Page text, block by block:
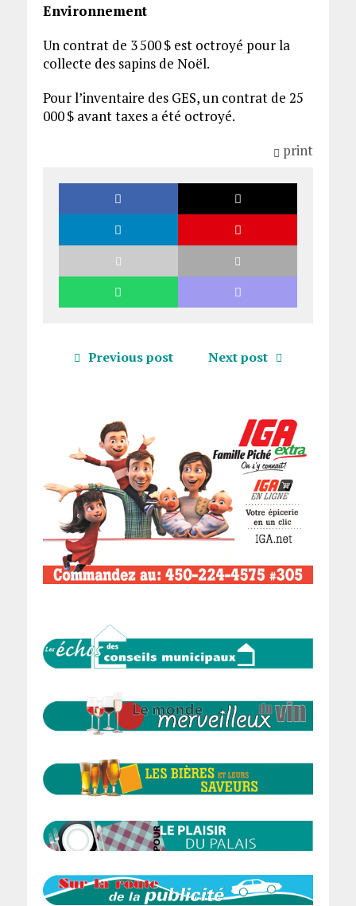
Environnement
Un contrat de 3 500 $ est octroyé pour la
collecte des sapins de Noël.
Pour l’inventaire des GES, un contrat de 25
000 $ avant taxes a été octroyé.
print
Previous post Next post